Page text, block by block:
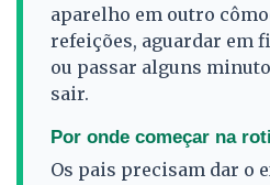
aparelho em outro
refeições, aguardar em
ou passar alguns
sair.
Por onde começar na
Os pais precisam dar o